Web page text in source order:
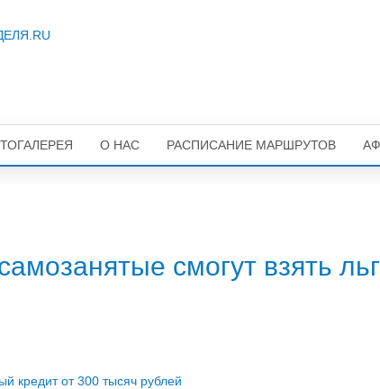
О НАС РАСПИСАНИЕ МАРШРУТОВ
смогут взять